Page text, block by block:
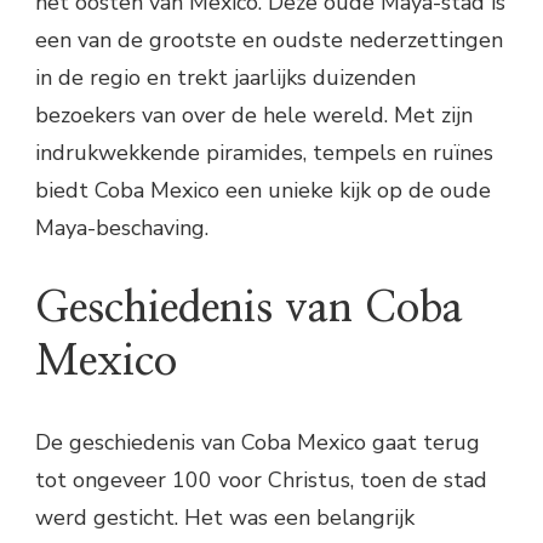
een van de grootste en oudste nederzettingen
in de regio en trekt jaarlijks duizenden
bezoekers van over de hele wereld. Met zijn
indrukwekkende piramides, tempels en ruïnes
biedt Coba Mexico een unieke kijk op de oude
Maya-beschaving.
Geschiedenis van Coba
Mexico
De geschiedenis van Coba Mexico gaat terug
tot ongeveer 100 voor Christus, toen de stad
werd gesticht. Het was een belangrijk